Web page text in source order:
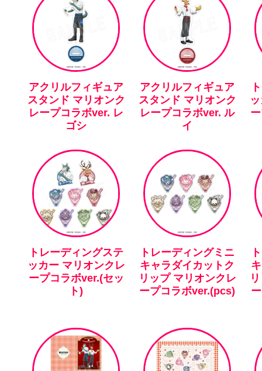
アクリルフィギュア
スタンド マリオンク
レープコラボver. レ
ゴシ
アクリルフィギュア
スタンド マリオンク
レープコラボver. ル
イ
トレーディングステ
ッカー マリオンクレ
ープコラボver.(セッ
ト)
トレーディングミニ
キャラダイカットク
リップ マリオンクレ
ープコラボver.(pcs)